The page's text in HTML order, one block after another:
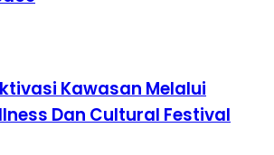
Kawasan Melalui
Dan Cultural Festival